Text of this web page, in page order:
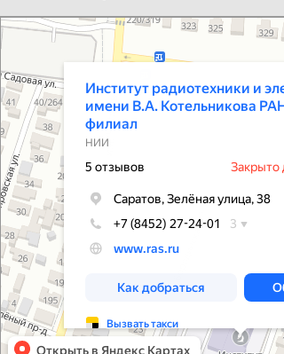
РАН, Института радиотехники и электроники имени В.